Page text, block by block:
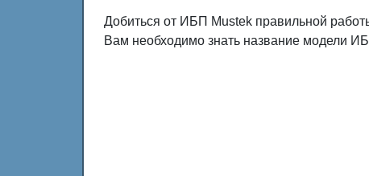
Добиться от ИБП Mustek правильной
Вам необходимо знать название модели